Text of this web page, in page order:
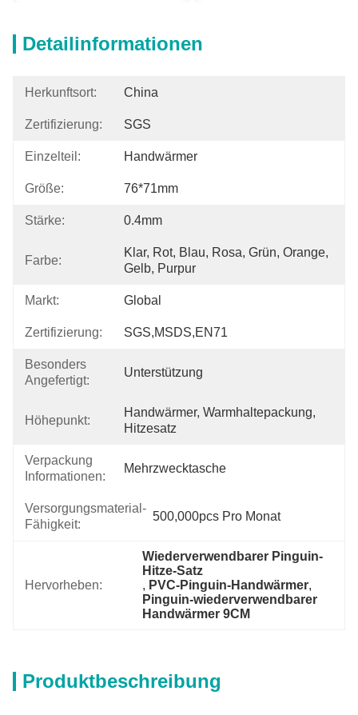
Detailinformationen
Herkunftsort: China
Zertifizierung: SGS
Einzelteil: Handwärmer
Größe: 76*71mm
Stärke: 0.4mm
Farbe:
Klar, Rot, Blau, Rosa, Grün, Orange,
Gelb, Purpur
Markt: Global
Zertifizierung: SGS,MSDS,EN71
Besonders
Angefertigt:
Unterstützung
Höhepunkt:
Handwärmer, Warmhaltepackung,
Hitzesatz
Verpackung
Informationen:
Mehrzwecktasche
Versorgungsmaterial-
Fähigkeit:
500,000pcs Pro Monat
Hervorheben:
Wiederverwendbarer Pinguin-
Hitze-Satz
, PVC-Pinguin-Handwärmer,
Pinguin-wiederverwendbarer
Handwärmer 9CM
Produktbeschreibung